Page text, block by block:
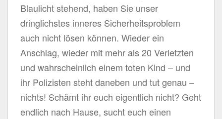
Blaulicht stehend, haben Sie unser
dringlichstes inneres Sicherheitsproblem
auch nicht lösen können. Wieder ein
Anschlag, wieder mit mehr als 20 Verletzten
und wahrscheinlich einem toten Kind – und
ihr Polizisten steht daneben und tut genau –
nichts! Schämt ihr euch eigentlich nicht? Geht
endlich nach Hause, sucht euch einen